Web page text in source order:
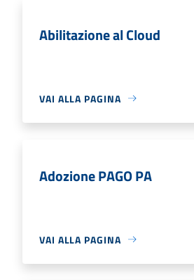
Abilitazione al Cloud
VAI ALLA PAGINA
Adozione PAGO PA
VAI ALLA PAGINA